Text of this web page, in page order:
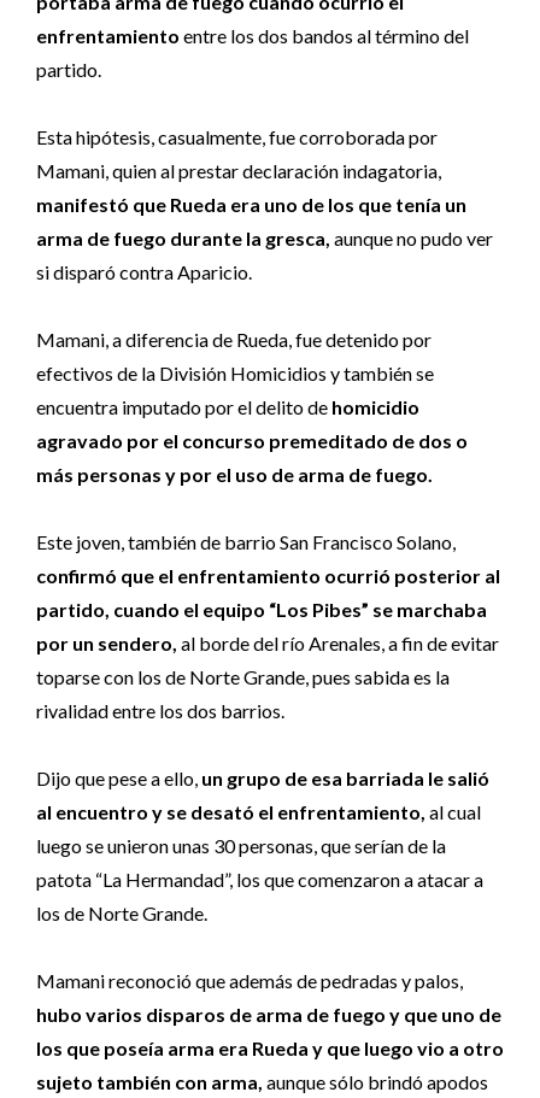
enfrentamiento entre los dos bandos al término del
partido.
Esta hipótesis, casualmente, fue corroborada por
Mamani, quien al prestar declaración indagatoria,
manifestó que Rueda era uno de los que tenía un
arma de fuego durante la gresca, aunque no pudo ver
si disparó contra Aparicio.
Mamani, a diferencia de Rueda, fue detenido por
efectivos de la División Homicidios y también se
encuentra imputado por el delito de homicidio
agravado por el concurso premeditado de dos o
más personas y por el uso de arma de fuego.
Este joven, también de barrio San Francisco Solano,
confirmó que el enfrentamiento ocurrió posterior al
partido, cuando el equipo “Los Pibes” se marchaba
por un sendero, al borde del río Arenales, a fin de evitar
toparse con los de Norte Grande, pues sabida es la
rivalidad entre los dos barrios.
Dijo que pese a ello, un grupo de esa barriada le salió
al encuentro y se desató el enfrentamiento, al cual
luego se unieron unas 30 personas, que serían de la
patota “La Hermandad”, los que comenzaron a atacar a
los de Norte Grande.
Mamani reconoció que además de pedradas y palos,
hubo varios disparos de arma de fuego y que uno de
los que poseía arma era Rueda y que luego vio a otro
sujeto también con arma, aunque sólo brindó apodos